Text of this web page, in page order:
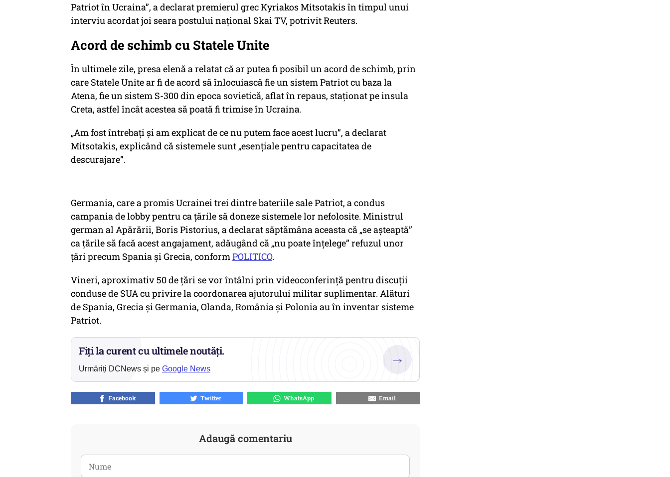
Patriot în Ucraina”, a declarat premierul grec Kyriakos Mitsotakis în timpul unui
interviu acordat joi seara postului național Skai TV, potrivit Reuters.
Acord de schimb cu Statele Unite
În ultimele zile, presa elenă a relatat că ar putea fi posibil un acord de schimb, prin
care Statele Unite ar fi de acord să înlocuiască fie un sistem Patriot cu baza la
Atena, fie un sistem S-300 din epoca sovietică, aflat în repaus, staționat pe insula
Creta, astfel încât acestea să poată fi trimise în Ucraina.
„Am fost întrebați și am explicat de ce nu putem face acest lucru”, a declarat
Mitsotakis, explicând că sistemele sunt „esențiale pentru capacitatea de
descurajare”.
Germania, care a promis Ucrainei trei dintre bateriile sale Patriot, a condus
campania de lobby pentru ca țările să doneze sistemele lor nefolosite. Ministrul
german al Apărării, Boris Pistorius, a declarat săptămâna aceasta că „se așteaptă”
ca țările să facă acest angajament, adăugând că „nu poate înțelege” refuzul unor
țări precum Spania și Grecia, conformPOLITICO.
Vineri, aproximativ 50 de țări se vor întâlni prin videoconferință pentru discuții
conduse de SUA cu privire la coordonarea ajutorului militar suplimentar. Alături
de Spania, Grecia și Germania, Olanda, România și Polonia au în inventar sisteme
Patriot.
Fiți la curent cu ultimele noutăți.
Urmăriți DCNews și pe Google News
→
Facebook Twitter WhatsApp Email
Adaugă comentariu